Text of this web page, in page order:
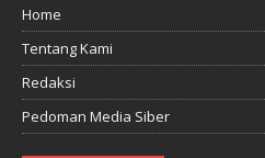
Home
Tentang Kami
Redaksi
Pedoman Media Siber